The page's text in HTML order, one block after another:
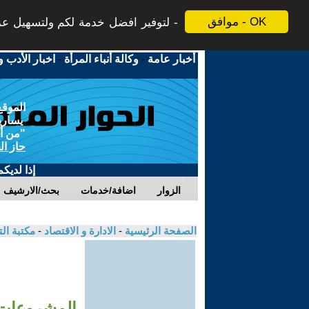
موافق - OK لتوفير افضل خدمة لكم ولتسهيل
أخبار عامة -وكالة أنباء المرأة - اخبار الأدب
"من
حاز
إذا
بحث/الارشيف اضافة/خدمات الزوار
الصفحة الرئيسية - الادارة و الاقتصاد - مكتبة